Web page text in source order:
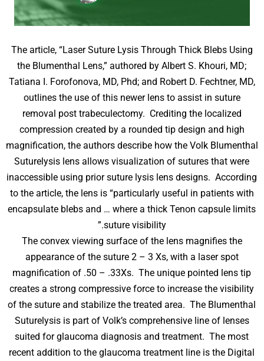
The article, “Laser Suture Lysis Through Thick Blebs Using
the Blumenthal Lens,” authored by Albert S. Khouri, MD;
Tatiana I. Forofonova, MD, Phd; and Robert D. Fechtner, MD,
outlines the use of this newer lens to assist in suture
removal post trabeculectomy. Crediting the localized
compression created by a rounded tip design and high
magnification, the authors describe how the Volk Blumenthal
Suturelysis lens allows visualization of sutures that were
inaccessible using prior suture lysis lens designs. According
to the article, the lens is “particularly useful in patients with
encapsulate blebs and … where a thick Tenon capsule limits
suture visibility.”
The convex viewing surface of the lens magnifies the
appearance of the suture 2 – 3 Xs, with a laser spot
magnification of .50 – .33Xs. The unique pointed lens tip
creates a strong compressive force to increase the visibility
of the suture and stabilize the treated area. The Blumenthal
Suturelysis is part of Volk’s comprehensive line of lenses
suited for glaucoma diagnosis and treatment. The most
recent addition to the glaucoma treatment line is the Digital